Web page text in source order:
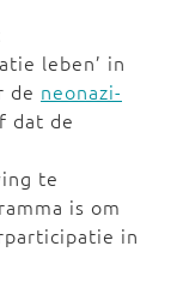
leben’ in
de neonazi-
dat de
te
is om
in